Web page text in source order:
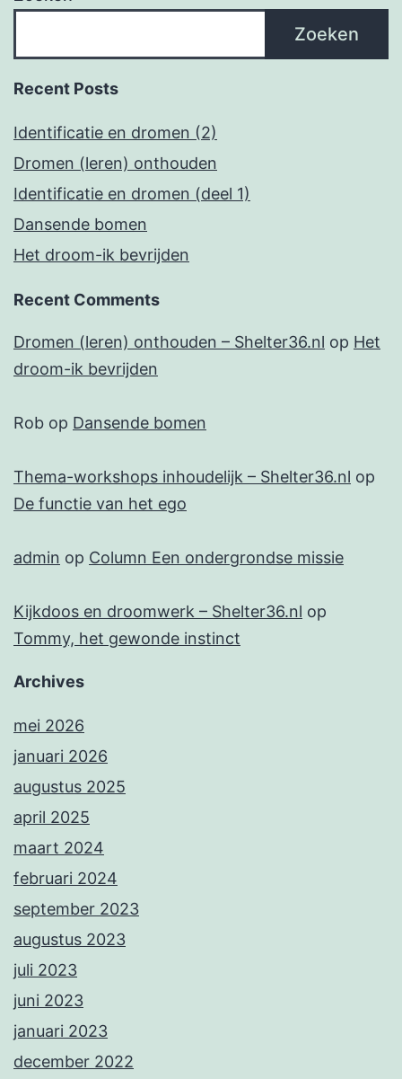
Zoeken
Recent Posts
Identificatie en dromen (2)
Dromen (leren) onthouden
Identificatie en dromen (deel 1)
Dansende bomen
Het droom-ik bevrijden
Recent Comments
Dromen (leren) onthouden – Shelter36.nl op Het
droom-ik bevrijden
Rob op Dansende bomen
Thema-workshops inhoudelijk – Shelter36.nl op
De functie van het ego
admin op Column Een ondergrondse missie
Kijkdoos en droomwerk – Shelter36.nl op
Tommy, het gewonde instinct
Archives
mei 2026
januari 2026
augustus 2025
april 2025
maart 2024
februari 2024
september 2023
augustus 2023
juli 2023
juni 2023
januari 2023
december 2022